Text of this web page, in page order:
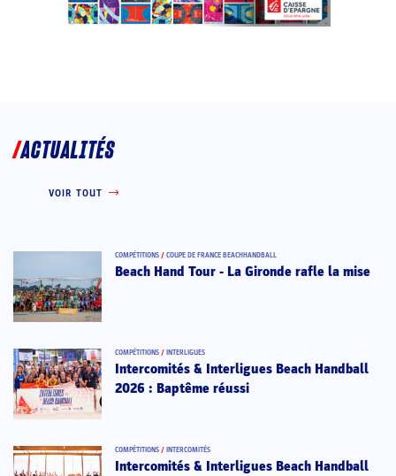
ACTUALITÉS
VOIR TOUT
COMPÉTITIONS / COUPE DE FRANCE BEACHHANDBALL
Beach Hand Tour - La Gironde rafle la mise
COMPÉTITIONS / INTERLIGUES
Intercomités & Interligues Beach Handball
2026 : Baptême réussi
COMPÉTITIONS / INTERCOMITÉS
Intercomités & Interligues Beach Handball